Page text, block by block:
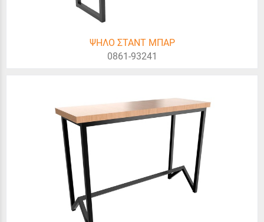
ΨΗΛΟ ΣΤΑΝΤ ΜΠΑΡ
0861-93241